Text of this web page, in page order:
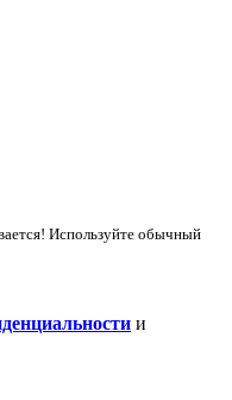
Используйте обычный
и